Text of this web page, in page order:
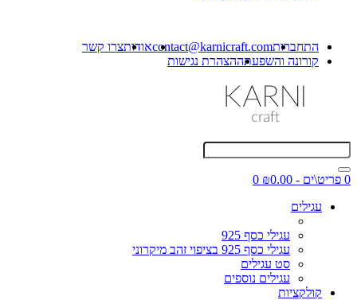
התחברותcontact@karnicraft.comאודותצרו קשר
קורונה והשפעתההצהרת נגישות
0 פריט\ים - ₪0.00
0
עגילים
עגילי כסף 925
עגילי כסף 925 בציפוי זהב מיקרוני
סט עגילים
עגילים נוספים
קולקציות